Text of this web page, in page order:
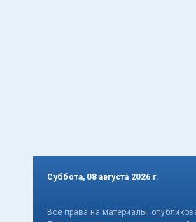
Суббота, 08 августа 2026 г.
Все права на материалы,